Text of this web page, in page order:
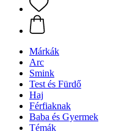
Márkák
Arc
Smink
Test és Fürdő
Haj
Férfiaknak
Baba és Gyermek
Témák